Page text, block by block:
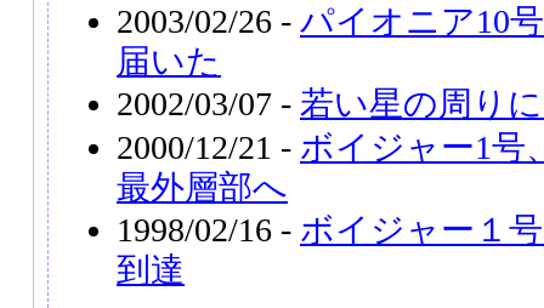
2003/02/26 - パイオニア10
届いた
2002/03/07 - 若い星の周り
2000/12/21 - ボイジャー1号
最外層部へ
1998/02/16 - ボイジャー１
到達